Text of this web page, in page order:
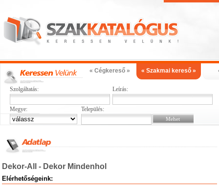
« Cégkereső » « Szakmai kereső »
Szolgáltatás: Leírás:
Megye: Település:
Dekor-All - Dekor Mindenhol
Elérhetőségeink: